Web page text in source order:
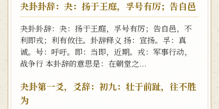
夬卦卦辞：夬：扬于王庭，孚号有厉；告自邑
夬卦卦辞：夬：扬于王庭，孚号有厉；告自邑，不
利即戎；利有攸往。卦辞释义 扬：宣扬。孚：真
诚。号：呼吁。即：当即，近期。戎：军事行动，
战争行 本卦辞的意思是：在朝堂之...
夬卦第一爻，爻辞：初九：壮于前趾，往不胜
为